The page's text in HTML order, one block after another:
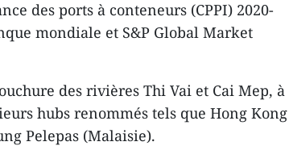
des ports à conteneurs (CPPI) 2020-
mondiale et S&P Global Market
des rivières Thi Vai et Cai Mep, à
hubs renommés tels que Hong Kong
Pelepas (Malaisie).